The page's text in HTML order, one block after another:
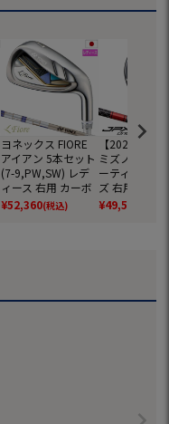
ヨネックス FIORE
アイアン 5本セット
(7-9,PW,SW) レデ
ィース 右用 カーボ
ンシャフト YONEX
ゴルフクラブ 2025
¥52,360(税込)
【2026年3月
ミズノ JPX
ーティリティ
ズ 右用
MM D カーボ
フト mizuno
¥49,500